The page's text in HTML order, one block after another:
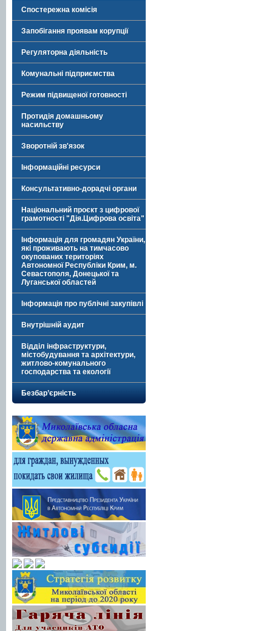
Спостережна комісія
Запобігання проявам корупції
Регуляторна діяльність
Комунальні підприємства
Режим підвищеної готовності
Протидія домашньому
насильству
Зворотній зв'язок
Інформаційні ресурси
Консультативно-дорадчі органи
Національний проєкт з цифрової
грамотності "Дія.Цифрова освіта"
Інформація для громадян України,
які проживають на тимчасово
окупованих територіях
Автономної Республіки Крим, м.
Севастополя, Донецької та
Луганської областей
Інформація про публічні закупівлі
Внутрішній аудит
Відділ інфраструктури,
містобудування та архітектури,
житлово-комунального
господарства та екології
Безбар’єрність